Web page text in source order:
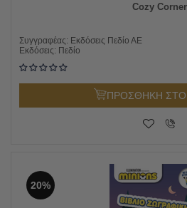
Cozy Corner
Συγγραφέας: Εκδόσεις Πεδίο ΑΕ
Εκδόσεις: Πεδίο
ΠΡΟΣΘΗΚΗ ΣΤΟ
20%